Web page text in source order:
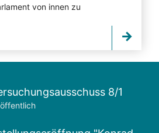
von innen zu
8/1